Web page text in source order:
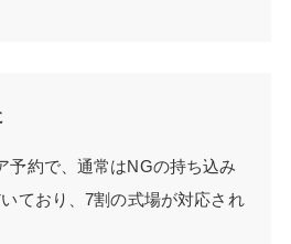
予約で、通常はNGの持ち込み
ており、7割の式場が対応され